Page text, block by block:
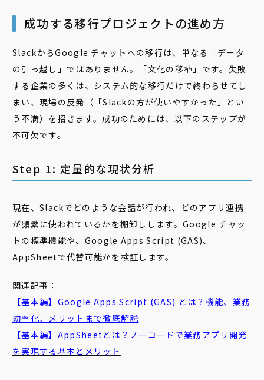
成功する移行プロジェクトの進め方
SlackからGoogle チャットへの移行は、単なる「データ
の引っ越し」ではありません。「文化の移植」です。失敗
する企業の多くは、システム的な移行だけで終わらせてし
まい、現場の反発（「Slackの方が使いやすかった」とい
う不満）を招きます。成功のためには、以下のステップが
不可欠です。
Step 1: 定量的な現状分析
現在、Slackでどのような会話が行われ、どのアプリ連携
が頻繁に使われているかを棚卸しします。Google チャッ
トの標準機能や、Google Apps Script (GAS)、
AppSheetで代替可能かを検証します。
関連記事：
【基本編】Google Apps Script (GAS) とは？機能、業務
効率化、メリットまで徹底解説
【基本編】AppSheetとは？ノーコードで業務アプリ開発
を実現する基本とメリット